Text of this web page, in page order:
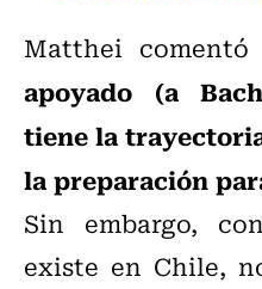
Matthei
apoyado (a
tiene la
la preparación
Sin embargo,
existe en Chile,